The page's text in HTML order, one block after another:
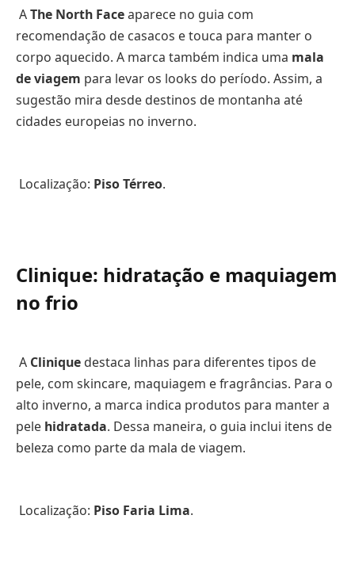
AThe North Faceaparece no guia com
recomendação de casacos e touca para manter o
corpo aquecido. A marca também indica uma mala
de viagem para levar os looks do período. Assim, a
sugestão mira desde destinos de montanha até
cidades europeias no inverno.
Localização: Piso Térreo.
Clinique: hidratação e maquiagem
no frio
A Clinique destaca linhas para diferentes tipos de
pele, com skincare, maquiagem e fragrâncias. Para o
alto inverno, a marca indica produtos para manter a
pele hidratada. Dessa maneira, o guia inclui itens de
beleza como parte da mala de viagem.
Localização: Piso Faria Lima.